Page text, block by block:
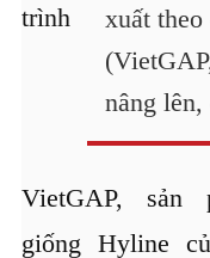
xuất
nâng lên,
trình
VietGAP,
giống Hyline